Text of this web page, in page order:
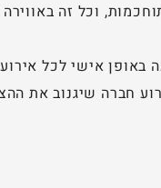
וכל זה
אישי לכל
חברה שיגנוב את